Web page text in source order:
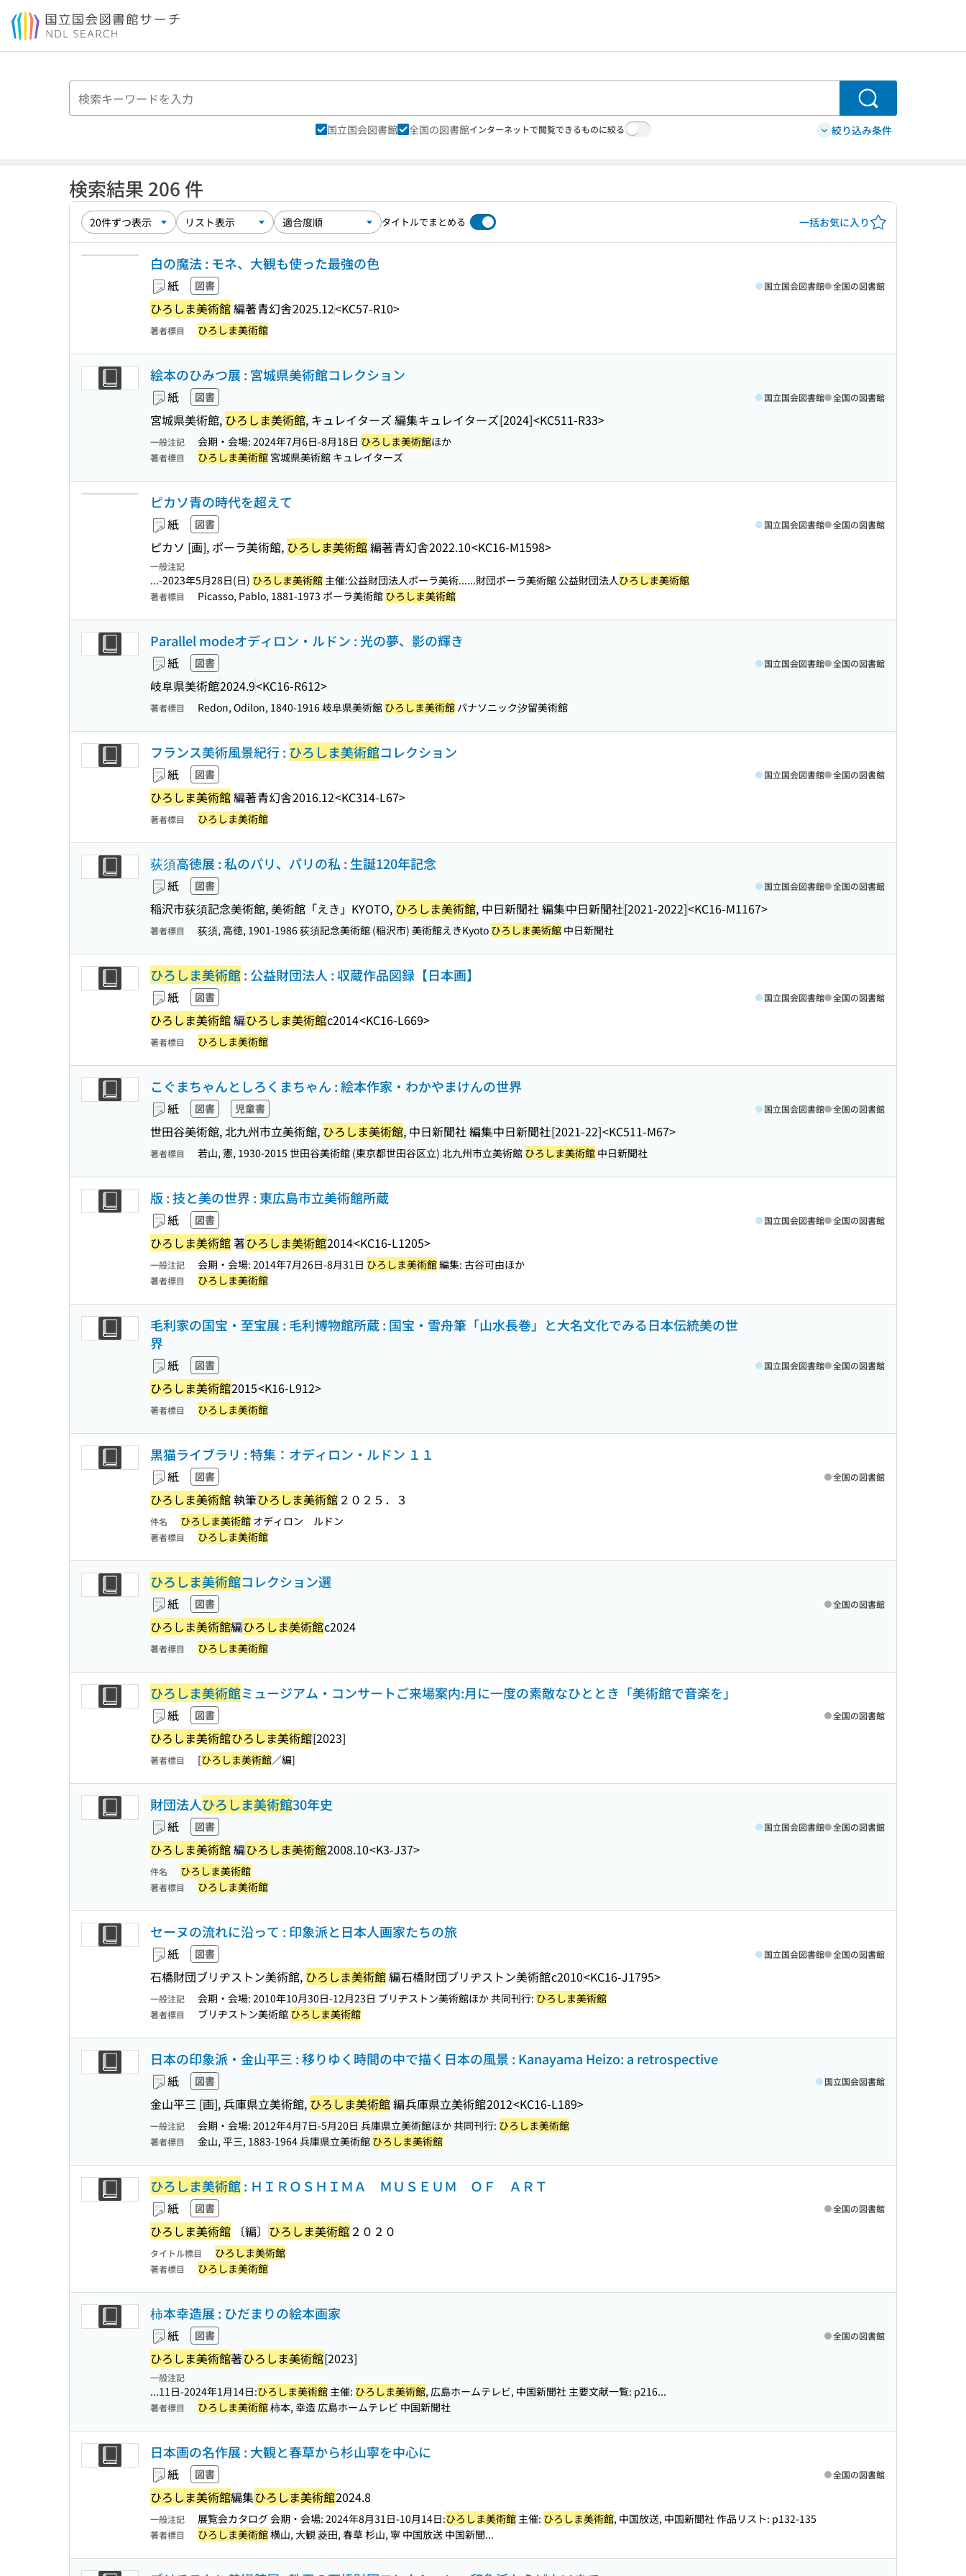
本文へ移動
検索
国立国会図書館 全国の図書館インターネットで閲覧できるものに絞る 絞り込み条件
検索結果 206 件
タイトルでまとめる 一括お気に入り
白の魔法 : モネ、大観も使った最強の色
紙 図書
ひろしま美術館編著青幻舎2025.12<KC57-R10>
国立国会図書館 全国の図書館
著者標目 ひろしま美術館
絵本のひみつ展 : 宮城県美術館コレクション
紙 図書
宮城県美術館, ひろしま美術館, キュレイターズ 編集キュレイターズ[2024]<KC511-R33>
国立国会図書館 全国の図書館
一般注記 会期・会場: 2024年7月6日-8月18日 ひろしま美術館ほか
著者標目 ひろしま美術館 宮城県美術館 キュレイターズ
ピカソ青の時代を超えて
紙 図書
ピカソ [画], ポーラ美術館, ひろしま美術館編著青幻舎2022.10<KC16-M1598>
国立国会図書館 全国の図書館
一般注記
...-2023年5月28日(日) ひろしま美術館 主催:公益財団法人ポーラ美術......財団ポーラ美術館 公益財団法人ひろしま美術館
著者標目 Picasso, Pablo, 1881-1973 ポーラ美術館 ひろしま美術館
Parallel modeオディロン・ルドン : 光の夢、影の輝き
紙 図書
岐阜県美術館2024.9<KC16-R612>
国立国会図書館 全国の図書館
著者標目 Redon, Odilon, 1840-1916 岐阜県美術館 ひろしま美術館 パナソニック汐留美術館
フランス美術風景紀行 : ひろしま美術館コレクション
紙 図書
ひろしま美術館編著青幻舎2016.12<KC314-L67>
国立国会図書館 全国の図書館
著者標目 ひろしま美術館
荻須高徳展 : 私のパリ、パリの私 : 生誕120年記念
紙 図書
稲沢市荻須記念美術館, 美術館「えき」KYOTO, ひろしま美術館, 中日新聞社 編集中日新聞社[2021-2022]<KC16-M1167>
国立国会図書館 全国の図書館
著者標目 荻須, 高徳, 1901-1986 荻須記念美術館 (稲沢市) 美術館えきKyoto ひろしま美術館 中日新聞社
ひろしま美術館: 公益財団法人 : 収蔵作品図録【日本画】
紙 図書
ひろしま美術館編ひろしま美術館c2014<KC16-L669>
国立国会図書館 全国の図書館
著者標目 ひろしま美術館
こぐまちゃんとしろくまちゃん : 絵本作家・わかやまけんの世界
紙 図書 児童書
世田谷美術館, 北九州市立美術館, ひろしま美術館, 中日新聞社 編集中日新聞社[2021-22]<KC511-M67>
国立国会図書館 全国の図書館
著者標目 若山, 憲, 1930-2015 世田谷美術館 (東京都世田谷区立) 北九州市立美術館 ひろしま美術館 中日新聞社
版 : 技と美の世界 : 東広島市立美術館所蔵
紙 図書
ひろしま美術館著ひろしま美術館2014<KC16-L1205>
国立国会図書館 全国の図書館
一般注記 会期・会場: 2014年7月26日-8月31日 ひろしま美術館編集: 古谷可由ほか
著者標目 ひろしま美術館
毛利家の国宝・至宝展 : 毛利博物館所蔵 : 国宝・雪舟筆「山水長巻」と大名文化でみる日本伝統美の世
界
紙 図書
ひろしま美術館2015<K16-L912>
国立国会図書館 全国の図書館
著者標目 ひろしま美術館
黒猫ライブラリ : 特集：オディロン・ルドン １１
紙 図書
ひろしま美術館執筆ひろしま美術館 ２０２５．３
全国の図書館
件名 ひろしま美術館 オディロン ルドン
著者標目 ひろしま美術館
ひろしま美術館コレクション選
紙 図書
ひろしま美術館編ひろしま美術館c2024
全国の図書館
著者標目 ひろしま美術館
ひろしま美術館ミュージアム・コンサートご来場案内:月に一度の素敵なひととき「美術館で音楽を」
紙 図書
ひろしま美術館ひろしま美術館[2023]
全国の図書館
著者標目 [ひろしま美術館／編]
財団法人ひろしま美術館30年史
紙 図書
ひろしま美術館編ひろしま美術館2008.10<K3-J37>
国立国会図書館 全国の図書館
件名 ひろしま美術館
著者標目 ひろしま美術館
セーヌの流れに沿って : 印象派と日本人画家たちの旅
紙 図書
石橋財団ブリヂストン美術館, ひろしま美術館編石橋財団ブリヂストン美術館c2010<KC16-J1795>
国立国会図書館 全国の図書館
一般注記 会期・会場: 2010年10月30日-12月23日 ブリヂストン美術館ほか 共同刊行: ひろしま美術館
著者標目 ブリヂストン美術館 ひろしま美術館
日本の印象派・金山平三 : 移りゆく時間の中で描く日本の風景 : Kanayama Heizo: a retrospective
紙 図書
金山平三 [画], 兵庫県立美術館, ひろしま美術館編兵庫県立美術館2012<KC16-L189>
国立国会図書館
一般注記 会期・会場: 2012年4月7日-5月20日 兵庫県立美術館ほか 共同刊行: ひろしま美術館
著者標目 金山, 平三, 1883-1964 兵庫県立美術館 ひろしま美術館
ひろしま美術館: ＨＩＲＯＳＨＩＭＡ ＭＵＳＥＵＭ ＯＦ ＡＲＴ
紙 図書
ひろしま美術館 〔編〕 ひろしま美術館 ２０２０
全国の図書館
タイトル標目 ひろしま美術館
著者標目 ひろしま美術館
柿本幸造展 : ひだまりの絵本画家
紙 図書
ひろしま美術館著ひろしま美術館[2023]
全国の図書館
一般注記
...11日-2024年1月14日:ひろしま美術館 主催: ひろしま美術館, 広島ホームテレビ, 中国新聞社 主要文献一覧: p216...
著者標目 ひろしま美術館柿本, 幸造 広島ホームテレビ 中国新聞社
日本画の名作展 : 大観と春草から杉山寧を中心に
紙 図書
ひろしま美術館編集ひろしま美術館2024.8
全国の図書館
一般注記 展覧会カタログ 会期・会場: 2024年8月31日-10月14日:ひろしま美術館 主催: ひろしま美術館, 中国放送, 中国新聞社 作品リスト: p132-135
著者標目 ひろしま美術館横山, 大観 菱田, 春草 杉山, 寧 中国放送 中国新聞...